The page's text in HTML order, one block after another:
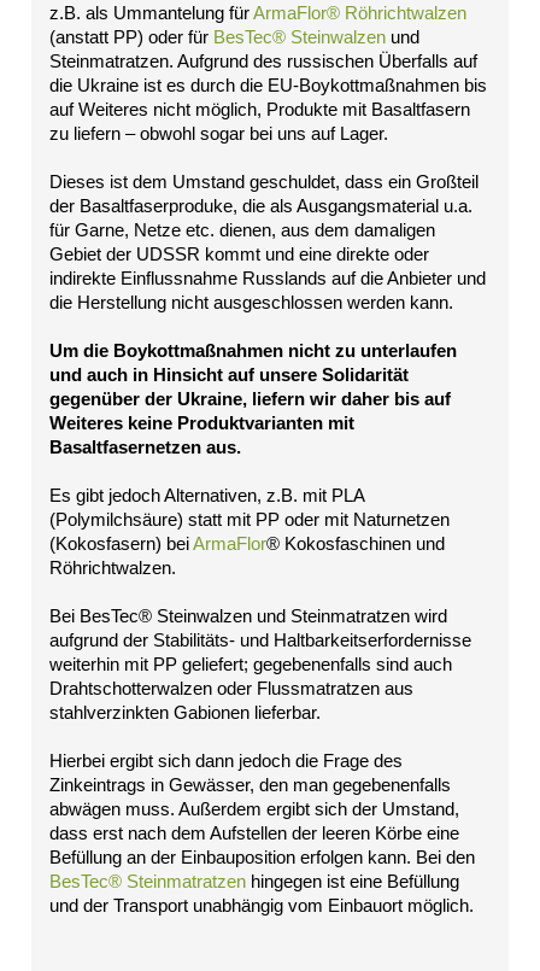
Impressum
Datenschutz
Suche
MENÜ
SCHLIESSEN
Datenschutz
Suche
MENÜ
SCHLIESSEN
Über
Allgemein
Ingenieurbiologie
Umwelt
AGB
Impressum
Datenschutz
MENÜ
SCHLIESSEN
Anwendungsgebiete
Erosionsschutz
Kokoswalzen
Röhrichtinseln
Röhrichtwalzen
Steinwalzen
Erosionsschutzgewebe
Erosionsschutzmatten
z.B. als Ummantelung fürArmaFlor® Röhrichtwalzen
(anstatt PP) oder für BesTec® Steinwalzen und
Steinmatratzen. Aufgrund des russischen Überfalls auf
die Ukraine ist es durch die EU-Boykottmaßnahmen bis
auf Weiteres nicht möglich, Produkte mit Basaltfasern
zu liefern – obwohl sogar bei uns auf Lager.
Dieses ist dem Umstand geschuldet, dass ein Großteil
der Basaltfaserproduke, die als Ausgangsmaterial u.a.
für Garne, Netze etc. dienen, aus dem damaligen
Gebiet der UDSSR kommt und eine direkte oder
indirekte Einflussnahme Russlands auf die Anbieter und
die Herstellung nicht ausgeschlossen werden kann.
Um die Boykottmaßnahmen nicht zu unterlaufen
und auch in Hinsicht auf unsere Solidarität
gegenüber der Ukraine, liefern wir daher bis auf
Weiteres keine Produktvarianten mit
Basaltfasernetzen aus.
Es gibt jedoch Alternativen, z.B. mit PLA
(Polymilchsäure) statt mit PP oder mit Naturnetzen
(Kokosfasern) beiArmaFlor® Kokosfaschinen und
Röhrichtwalzen.
Bei BesTec® Steinwalzen und Steinmatratzen wird
aufgrund der Stabilitäts- und Haltbarkeitserfordernisse
weiterhin mit PP geliefert; gegebenenfalls sind auch
Drahtschotterwalzen oder Flussmatratzen aus
stahlverzinkten Gabionen lieferbar.
Hierbei ergibt sich dann jedoch die Frage des
Zinkeintrags in Gewässer, den man gegebenenfalls
abwägen muss. Außerdem ergibt sich der Umstand,
dass erst nach dem Aufstellen der leeren Körbe eine
Befüllung an der Einbauposition erfolgen kann. Bei den
BesTec® Steinmatratzen hingegen ist eine Befüllung
und der Transport unabhängig vom Einbauort möglich.